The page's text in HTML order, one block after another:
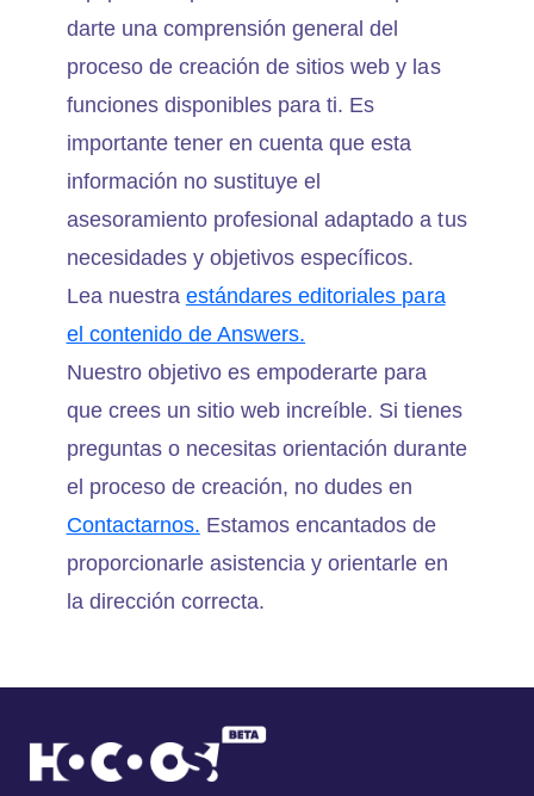
darte una comprensión general del
proceso de creación de sitios web y las
funciones disponibles para ti. Es
importante tener en cuenta que esta
información no sustituye el
asesoramiento profesional adaptado a tus
necesidades y objetivos específicos.
Lea nuestra estándares editoriales para
el contenido de Answers.
Nuestro objetivo es empoderarte para
que crees un sitio web increíble. Si tienes
preguntas o necesitas orientación durante
el proceso de creación, no dudes en
Contactarnos. Estamos encantados de
proporcionarle asistencia y orientarle en
la dirección correcta.